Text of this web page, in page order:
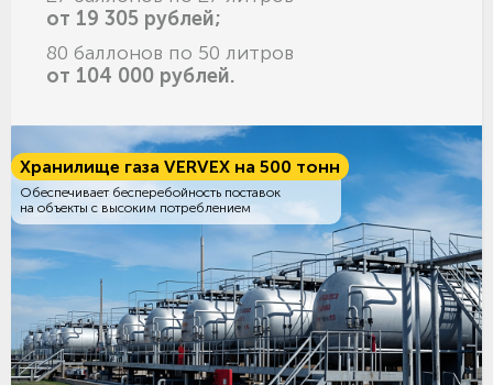
от 19 305 рублей;
80 баллонов по 50 литров
от 104 000 рублей.
Хранилище газа VERVEX на 500 тонн
Обеспечивает бесперебойность поставок
на объекты с высоким потреблением